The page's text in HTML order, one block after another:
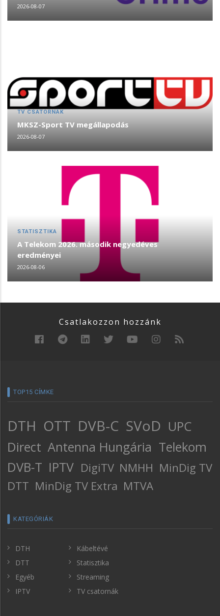
2026-08-07
TV CSATORNÁK
MKSZ-Sport TV megállapodás
2026-08-07
STATISZTIKA
A Telekom 2026. második negyedéves
eredményei
2026-08-06
Csatlakozzon hozzánk
TOP15 CÍMKE
DTH OTT DVB-C SVoD UPC
Direct Antenna Hungária Telekom
DVB-T IPTV DigiTV NMHH MinDig TV
DTT MinDig TV Extra MTVA
KATEGÓRIÁK
DTH
DTT
Egyéb
IPTV
Kábeltévé
Statisztika
Streaming
TV csatornák